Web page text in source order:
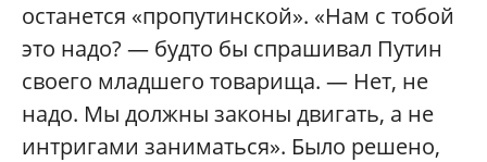
останется «пропутинской». «Нам с тобой
это надо? — будто бы спрашивал Путин
своего младшего товарища. — Нет, не
надо. Мы должны законы двигать, а не
интригами заниматься». Было решено,